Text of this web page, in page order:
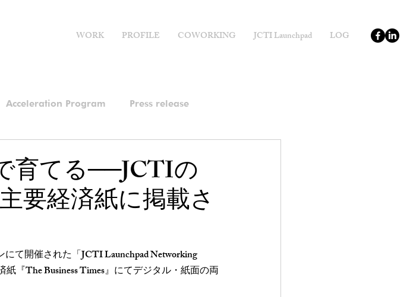
WORK PROFILE COWORKING JCTI Launchpad LOG
Acceleration Program Press release
育てる──JCTIの
要経済紙に掲載さ
て開催された「JCTI Launchpad Networking
『The Business Times』にてデジタル・紙面の両